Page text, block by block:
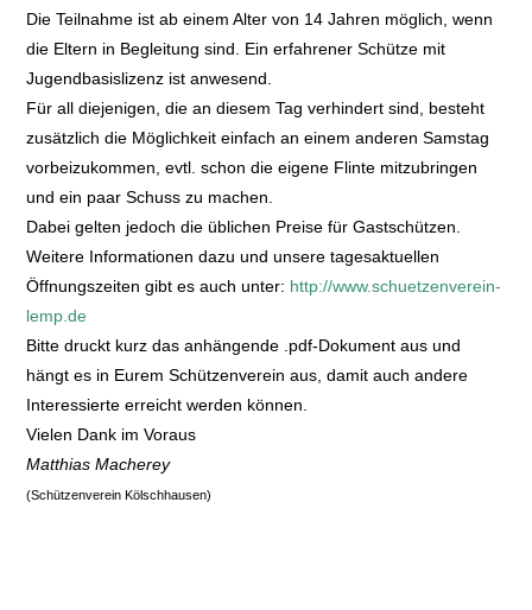
Die Teilnahme ist ab einem Alter von 14 Jahren möglich, wenn
die Eltern in Begleitung sind. Ein erfahrener Schütze mit
Jugendbasislizenz ist anwesend.
Für all diejenigen, die an diesem Tag verhindert sind, besteht
zusätzlich die Möglichkeit einfach an einem anderen Samstag
vorbeizukommen, evtl. schon die eigene Flinte mitzubringen
und ein paar Schuss zu machen.
Dabei gelten jedoch die üblichen Preise für Gastschützen.
Weitere Informationen dazu und unsere tagesaktuellen
Öffnungszeiten gibt es auch unter: http://www.schuetzenverein-
lemp.de
Bitte druckt kurz das anhängende .pdf-Dokument aus und
hängt es in Eurem Schützenverein aus, damit auch andere
Interessierte erreicht werden können.
Vielen Dank im Voraus
Matthias Macherey
(Schützenverein Kölschhausen)